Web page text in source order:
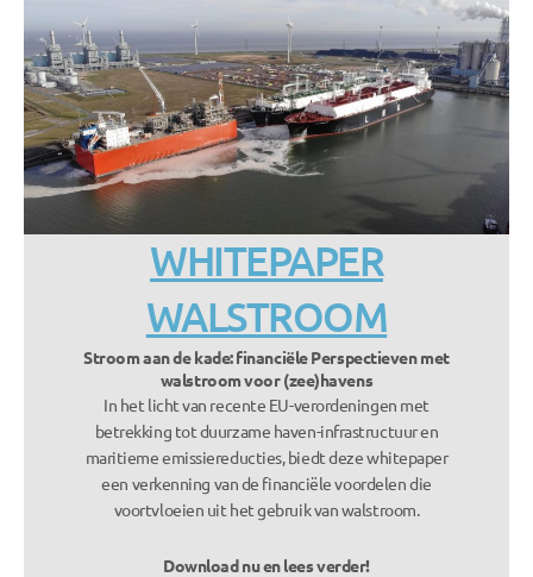
WHITEPAPER
WALSTROOM
Stroom aan de kade: financiële Perspectieven met
walstroom voor (zee)havens
In het licht van recente EU-verordeningen met
betrekking tot duurzame haven-infrastructuur en
maritieme emissiereducties, biedt deze whitepaper
een verkenning van de financiële voordelen die
voortvloeien uit het gebruik van walstroom.
Download nu en lees verder!